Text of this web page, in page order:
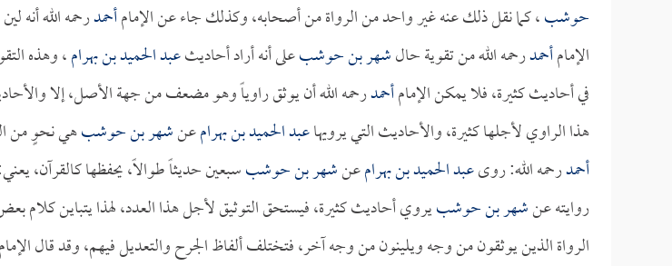
حوشب، كما نقل ذلك عنه غير واحد من الرواة من أصحابه، وكذلك جاء عن الإمامأحمدرحمه الله أنه لين
الإمامأحمدرحمه الله من تقوية حالشهر بن حوشبعلى أنه أراد أحاديثعبد الحميد بن بهرام، وهذه
في أحاديث كثيرة، فلا يمكن الإمامأحمدرحمه الله أن يوثق راوياً وهو مضعف من جهة الأصل، إلا
هذا الراوي لأجلها كثيرة، والأحاديث التي يرويهاعبد الحميد بن بهرامعنشهر بن حوشبهي نحوٍ من
أحمدرحمه الله: روىعبد الحميد بن بهرامعنشهر بن حوشبسبعين حديثاً طوالاً، يحفظها كالقرآن،
روايته عنشهر بن حوشبيروي أحاديث كثيرة، فيستحق التوثيق لأجل هذا العدد، لهذا يتباين كلام
الرواة الذين يوثقون من وجه ويلينون من وجه آخر، فتختلف ألفاظ الجرح والتعديل فيهم، وقد قال